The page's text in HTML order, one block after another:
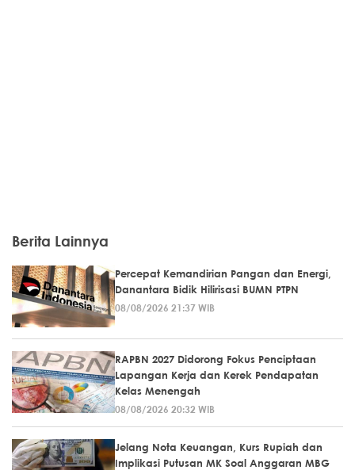
Berita Lainnya
Percepat Kemandirian Pangan dan Energi,
Danantara Bidik Hilirisasi BUMN PTPN
08/08/2026 21:37 WIB
RAPBN 2027 Didorong Fokus Penciptaan
Lapangan Kerja dan Kerek Pendapatan
Kelas Menengah
08/08/2026 20:32 WIB
Jelang Nota Keuangan, Kurs Rupiah dan
Implikasi Putusan MK Soal Anggaran MBG